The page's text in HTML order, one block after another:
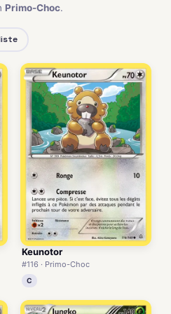
Primo-Choc.
Keunotor
#116 · Primo-Choc
C